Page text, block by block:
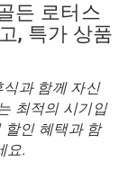
든 로터스
, 특가 상품
과 함께 자신
최적의 시기입
할인 혜택과 함
요.